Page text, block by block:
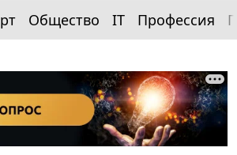
Общество IT Профессия